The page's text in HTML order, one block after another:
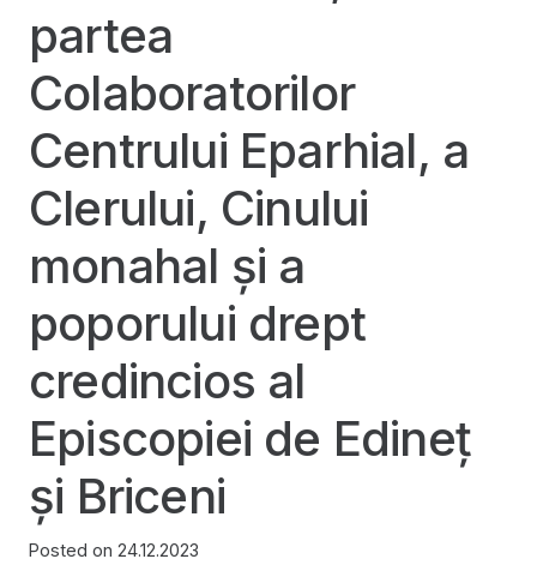
partea
Colaboratorilor
Centrului Eparhial, a
Clerului, Cinului
monahal și a
poporului drept
credincios al
Episcopiei de Edineț
și Briceni
Posted on 24.12.2023